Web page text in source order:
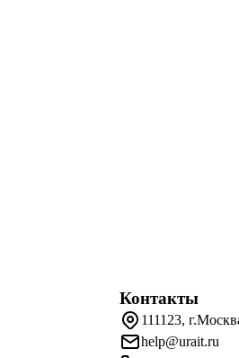
Контакты
111123,
help@urait.ru